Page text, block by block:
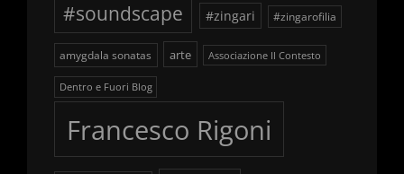
#soundscape #zingari #zingarofilia
amygdala sonatas arte Associazione Il Contesto
Dentro e Fuori Blog
Francesco Rigoni